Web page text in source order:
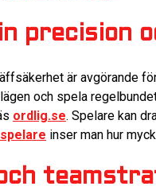
precision
är avgörande
och spela
ordlig.se. Spelare kan
inser man hur